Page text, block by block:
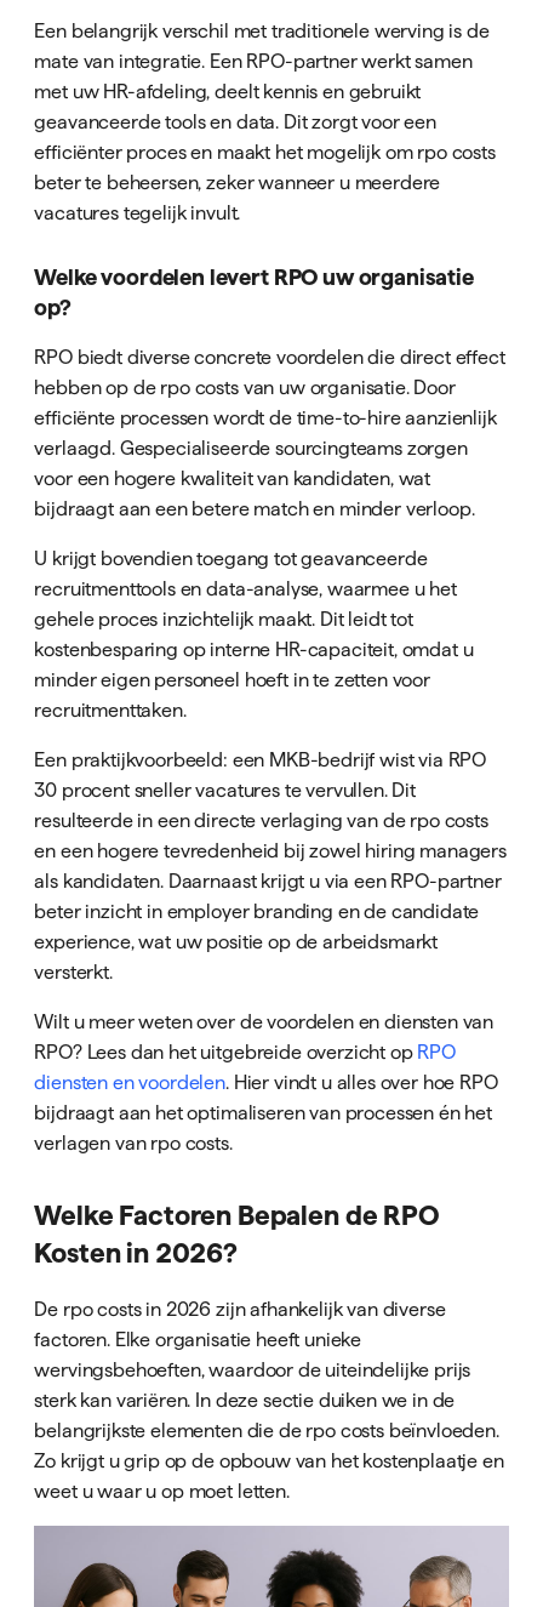
Een belangrijk verschil met traditionele werving is de
mate van integratie. Een RPO-partner werkt samen
met uw HR-afdeling, deelt kennis en gebruikt
geavanceerde tools en data. Dit zorgt voor een
efficiënter proces en maakt het mogelijk om rpo costs
beter te beheersen, zeker wanneer u meerdere
vacatures tegelijk invult.
Welke voordelen levert RPO uw organisatie
op?
RPO biedt diverse concrete voordelen die direct effect
hebben op de rpo costs van uw organisatie. Door
efficiënte processen wordt de time-to-hire aanzienlijk
verlaagd. Gespecialiseerde sourcingteams zorgen
voor een hogere kwaliteit van kandidaten, wat
bijdraagt aan een betere match en minder verloop.
U krijgt bovendien toegang tot geavanceerde
recruitmenttools en data-analyse, waarmee u het
gehele proces inzichtelijk maakt. Dit leidt tot
kostenbesparing op interne HR-capaciteit, omdat u
minder eigen personeel hoeft in te zetten voor
recruitmenttaken.
Een praktijkvoorbeeld: een MKB-bedrijf wist via RPO
30 procent sneller vacatures te vervullen. Dit
resulteerde in een directe verlaging van de rpo costs
en een hogere tevredenheid bij zowel hiring managers
als kandidaten. Daarnaast krijgt u via een RPO-partner
beter inzicht in employer branding en de candidate
experience, wat uw positie op de arbeidsmarkt
versterkt.
Wilt u meer weten over de voordelen en diensten van
RPO? Lees dan het uitgebreide overzicht op RPO
diensten en voordelen. Hier vindt u alles over hoe RPO
bijdraagt aan het optimaliseren van processen én het
verlagen van rpo costs.
Welke Factoren Bepalen de RPO
Kosten in 2026?
De rpo costs in 2026 zijn afhankelijk van diverse
factoren. Elke organisatie heeft unieke
wervingsbehoeften, waardoor de uiteindelijke prijs
sterk kan variëren. In deze sectie duiken we in de
belangrijkste elementen die de rpo costs beïnvloeden.
Zo krijgt u grip op de opbouw van het kostenplaatje en
weet u waar u op moet letten.